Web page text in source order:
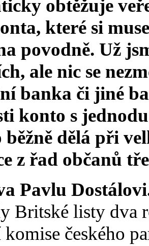
obtěžuje
které si
povodně. Už
ale nic se
banka či jiné
konto s
běžně dělá při
z řad občanů
Pavlu
Britské listy dva
českého